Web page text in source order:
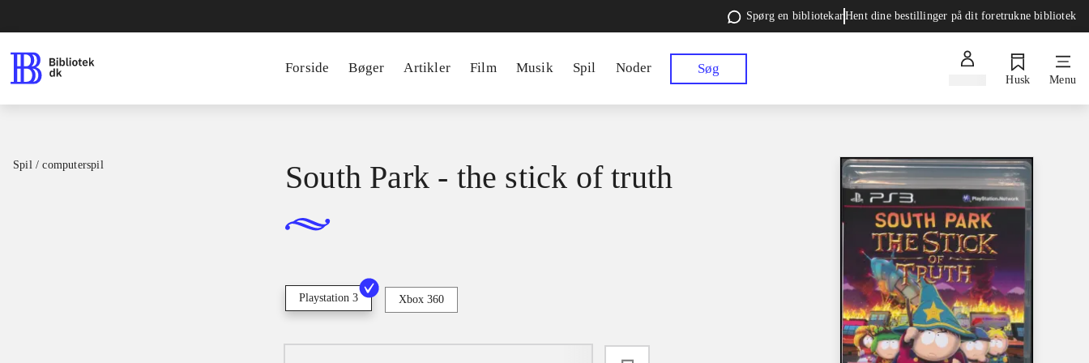
Spørg en bibliotekarHent dine bestillinger på dit foretrukne bibliotek
Forside Bøger Artikler Film Musik Spil Noder Søg
Husk Menu
Spil / computerspil South Park - the stick of truth
Playstation 3 Xbox 360